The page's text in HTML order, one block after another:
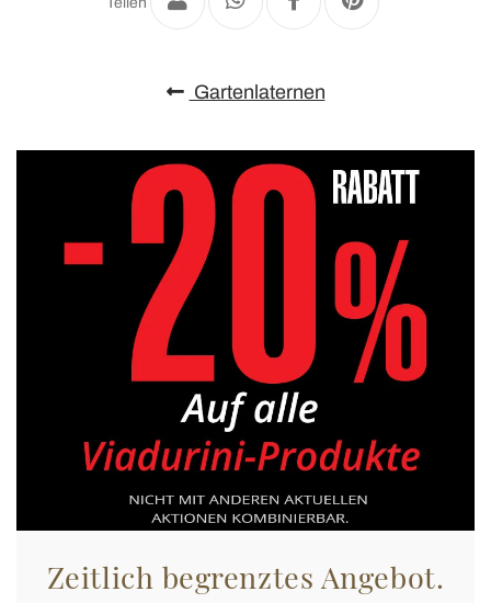
Gartenlaternen
Zeitlich begrenztes Angebot.